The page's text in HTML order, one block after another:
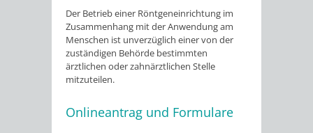
Der Betrieb einer Röntgeneinrichtung im
Zusammenhang mit der Anwendung am
Menschen ist unverzüglich einer von der
zuständigen Behörde bestimmten
ärztlichen oder zahnärztlichen Stelle
mitzuteilen.
Onlineantrag und Formulare